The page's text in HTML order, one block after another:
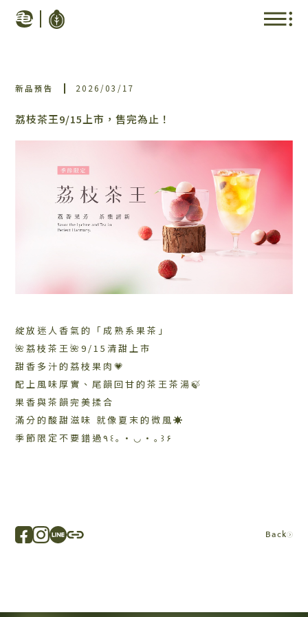
新品預告 2026/03/17
荔枝茶王9/15上市，售完為止！
綻放迷人香氣的「成熟系果茶」
🌺荔枝茶王🌺9/15清甜上市
甜香多汁的荔枝果肉💗
配上風味厚實、尾韻回甘的茶王茶湯🍃
果香與茶韻完美揉合
滿分的酸甜滋味 就像夏末的微風☀️
季節限定不要錯過٩꒰｡•◡•｡꒱۶
Back